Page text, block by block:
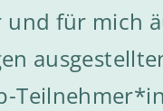
und für mich
noch viele
vom Farbenreich
und
Wir
und